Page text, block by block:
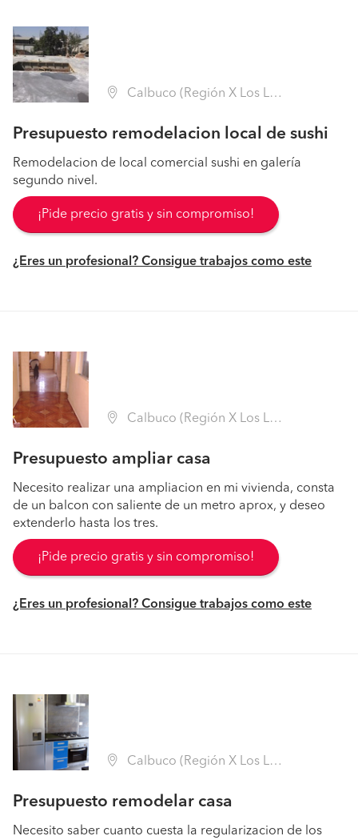
Calbuco (Región X Los Lagos - Llanquihue)
Presupuesto remodelacion local de sushi
Remodelacion de local comercial sushi en galería
segundo nivel.
¡Pide precio gratis y sin compromiso!
¿Eres un profesional? Consigue trabajos como este
Calbuco (Región X Los Lagos - Llanquihue)
Presupuesto ampliar casa
Necesito realizar una ampliacion en mi vivienda, consta
de un balcon con saliente de un metro aprox, y deseo
extenderlo hasta los tres.
¡Pide precio gratis y sin compromiso!
¿Eres un profesional? Consigue trabajos como este
Calbuco (Región X Los Lagos - Llanquihue)
Presupuesto remodelar casa
Necesito saber cuanto cuesta la regularizacion de los